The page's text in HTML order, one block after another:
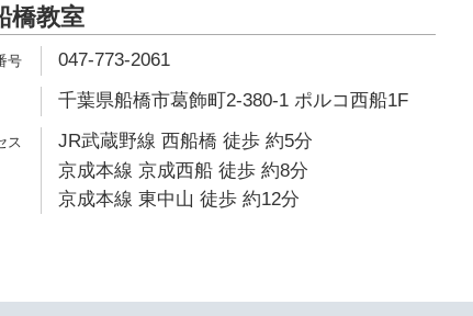
橋教室
047-773-2061
千葉県船橋市葛飾町2-380-1 ポルコ西船1F
JR武蔵野線 西船橋 徒歩 約5分
京成本線 京成西船 徒歩 約8分
京成本線 東中山 徒歩 約12分